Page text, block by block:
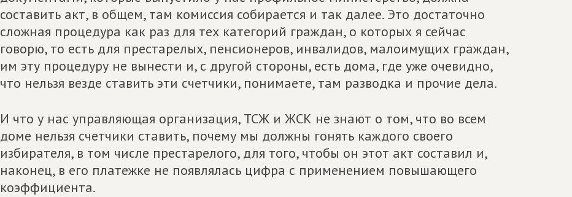
составить акт, в общем, там комиссия собирается и так далее. Это достаточно
сложная процедура как раз для тех категорий граждан, о которых я сейчас
говорю, то есть для престарелых, пенсионеров, инвалидов, малоимущих граждан,
им эту процедуру не вынести и, с другой стороны, есть дома, где уже очевидно,
что нельзя везде ставить эти счетчики, понимаете, там разводка и прочие дела.
И что у нас управляющая организация, ТСЖ и ЖСК не знают о том, что во всем
доме нельзя счетчики ставить, почему мы должны гонять каждого своего
избирателя, в том числе престарелого, для того, чтобы он этот акт составил и,
наконец, в его платежке не появлялась цифра с применением повышающего
коэффициента.